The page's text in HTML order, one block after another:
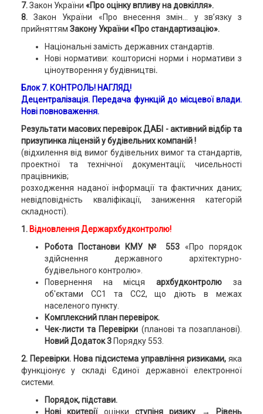
7.Закон України «Про оцінку впливу на довкілля».
8.Закон України «Про внесення змін... у зв’язку з
прийняттям Закону України «Про стандартизацію».
Національні замість державних стандартів.
Нові нормативи: кошторисні норми і нормативи з
ціноутворення у будівництві.
Блок 7. КОНТРОЛЬ! НАГЛЯД!
Децентралізація. Передача функцій до місцевої влади.
Нові повноваження.
Результати масових перевірок ДАБІ - активний відбір та
призупинка ліцензій у будівельних компаній !
(відхилення від вимог будівельних вимог та стандартів,
проектної та технічної документації; чисельності
працівників;
розходження наданої інформації та фактичних даних;
невідповідність кваліфікації, заниження категорій
складності).
1. Відновлення Держархбудконтролю!
Робота Постанови КМУ № 553«Про порядок
здійснення державного архітектурно-
будівельного контролю».
Повернення на місцяархбудконтролю за
об'єктами СС1 та СС2, що діють в межах
населеного пункту.
Комплексний план перевірок.
Чек-листи та Перевірки (планові та позапланові).
Новий Додаток 3Порядку 553.
2. Перевірки. Нова підсистема управління ризиками, яка
функціонує у складі Єдиної державної електронної
системи.
Порядок, підстави.
Нові критерії оцінки ступіня ризику → Рівень